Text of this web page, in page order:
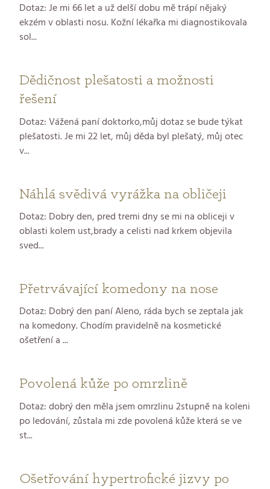
Dotaz: Je mi 66 let a už delší dobu mě trápí nějaký
ekzém v oblasti nosu. Kožní lékařka mi diagnostikovala
sol...
Dědičnost plešatosti a možnosti
řešení
Dotaz: Vážená paní doktorko,můj dotaz se bude týkat
plešatosti. Je mi 22 let, můj děda byl plešatý, můj otec
v...
Náhlá svědivá vyrážka na obličeji
Dotaz: Dobry den, pred tremi dny se mi na obliceji v
oblasti kolem ust,brady a celisti nad krkem objevila
sved...
Přetrvávající komedony na nose
Dotaz: Dobrý den paní Aleno, ráda bych se zeptala jak
na komedony. Chodím pravidelně na kosmetické
ošetření a ...
Povolená kůže po omrzlině
Dotaz: dobrý den měla jsem omrzlinu 2stupně na koleni
po ledování, zůstala mi zde povolená kůže která se ve
st...
Ošetřování hypertrofické jizvy po